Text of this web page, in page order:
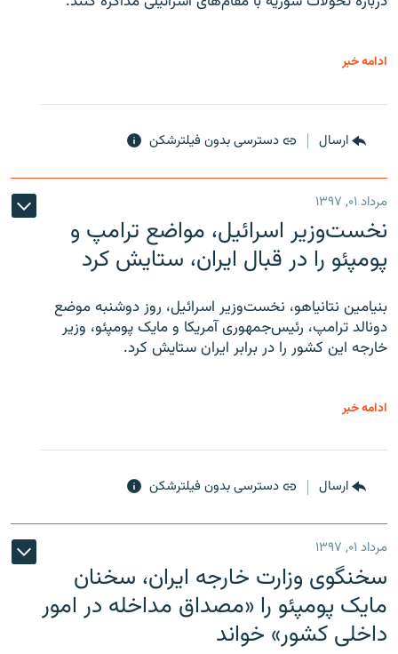
ادامه خبر
ارسال دسترسی بدون فیلترشکن
مرداد ۰۱, ۱۳۹۷
نخست‌وزیر اسرائیل، مواضع ترامپ و
پومپئو را در قبال ایران، ستایش کرد
بنیامین نتانیاهو، نخست‌وزیر اسرائیل، روز دوشنبه موضع
دونالد ترامپ، رئیس‌جمهوری آمریکا و مایک پومپئو، وزیر
خارجه این کشور را در برابر ایران ستایش کرد.
ادامه خبر
ارسال دسترسی بدون فیلترشکن
مرداد ۰۱, ۱۳۹۷
سخنگوی وزارت خارجه ایران، سخنان
مایک پومپئو را «مصداق مداخله در امور
داخلی کشور» خواند